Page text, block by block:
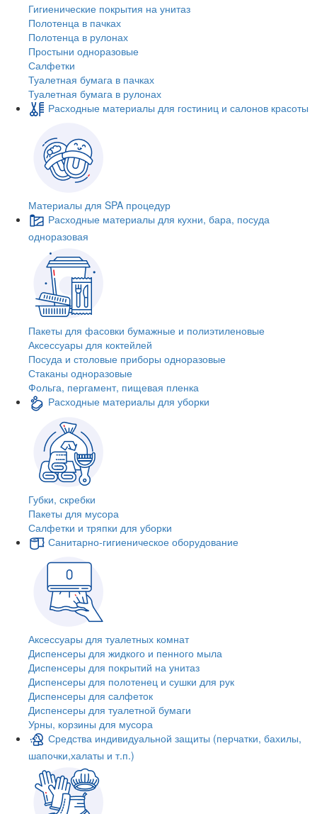
Гигиенические покрытия на унитаз
Полотенца в пачках
Полотенца в рулонах
Простыни одноразовые
Салфетки
Туалетная бумага в пачках
Туалетная бумага в рулонах
Расходные материалы для гостиниц и салонов красоты
Материалы для SPA процедур
Расходные материалы для кухни, бара, посуда
одноразовая
Пакеты для фасовки бумажные и полиэтиленовые
Аксессуары для коктейлей
Посуда и столовые приборы одноразовые
Стаканы одноразовые
Фольга, пергамент, пищевая пленка
Расходные материалы для уборки
Губки, скребки
Пакеты для мусора
Салфетки и тряпки для уборки
Санитарно-гигиеническое оборудование
Аксессуары для туалетных комнат
Диспенсеры для жидкого и пенного мыла
Диспенсеры для покрытий на унитаз
Диспенсеры для полотенец и сушки для рук
Диспенсеры для салфеток
Диспенсеры для туалетной бумаги
Урны, корзины для мусора
Средства индивидуальной защиты (перчатки, бахилы,
шапочки,халаты и т.п.)